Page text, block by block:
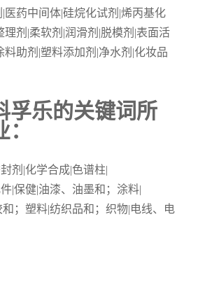
医药中间体|硅烷化试剂|烯丙基化
理剂|柔软剂|润滑剂|脱模剂|表面活
料助剂|塑料添加剂|净水剂|化妆品
孚乐的关键词所
剂|化学合成|色谱柱|
|保健|油漆、油墨和；涂料|
；塑料|纺织品和；织物|电线、电